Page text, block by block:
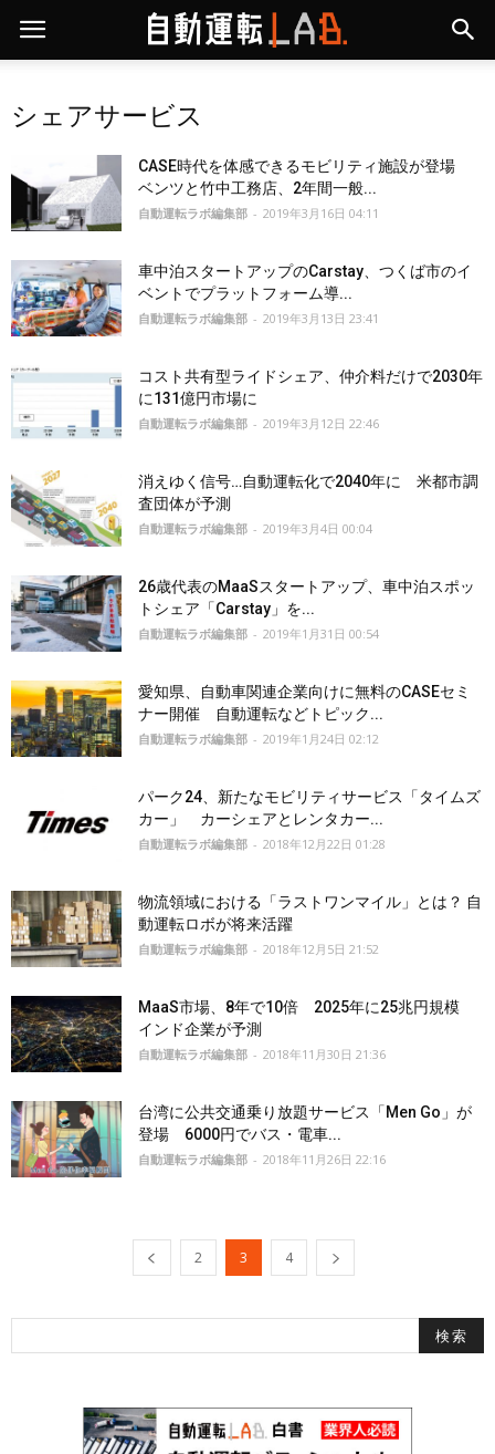
シェアサービス
CASE時代を体感できるモビリティ施設が登場
ベンツと竹中工務店、2年間一般...
自動運転ラボ編集部 - 2019年3月16日 04:11
車中泊スタートアップのCarstay、つくば市のイ
ベントでプラットフォーム導...
自動運転ラボ編集部 - 2019年3月13日 23:41
コスト共有型ライドシェア、仲介料だけで2030年
に131億円市場に
自動運転ラボ編集部 - 2019年3月12日 22:46
消えゆく信号…自動運転化で2040年に 米都市調
査団体が予測
自動運転ラボ編集部 - 2019年3月4日 00:04
26歳代表のMaaSスタートアップ、車中泊スポッ
トシェア「Carstay」を...
自動運転ラボ編集部 - 2019年1月31日 00:54
愛知県、自動車関連企業向けに無料のCASEセミ
ナー開催 自動運転などトピック...
自動運転ラボ編集部 - 2019年1月24日 02:12
パーク24、新たなモビリティサービス「タイムズ
カー」 カーシェアとレンタカー...
自動運転ラボ編集部 - 2018年12月22日 01:28
物流領域における「ラストワンマイル」とは？ 自
動運転ロボが将来活躍
自動運転ラボ編集部 - 2018年12月5日 21:52
MaaS市場、8年で10倍 2025年に25兆円規模
インド企業が予測
自動運転ラボ編集部 - 2018年11月30日 21:36
台湾に公共交通乗り放題サービス「Men Go」が
登場 6000円でバス・電車...
自動運転ラボ編集部 - 2018年11月26日 22:16
2 3 4